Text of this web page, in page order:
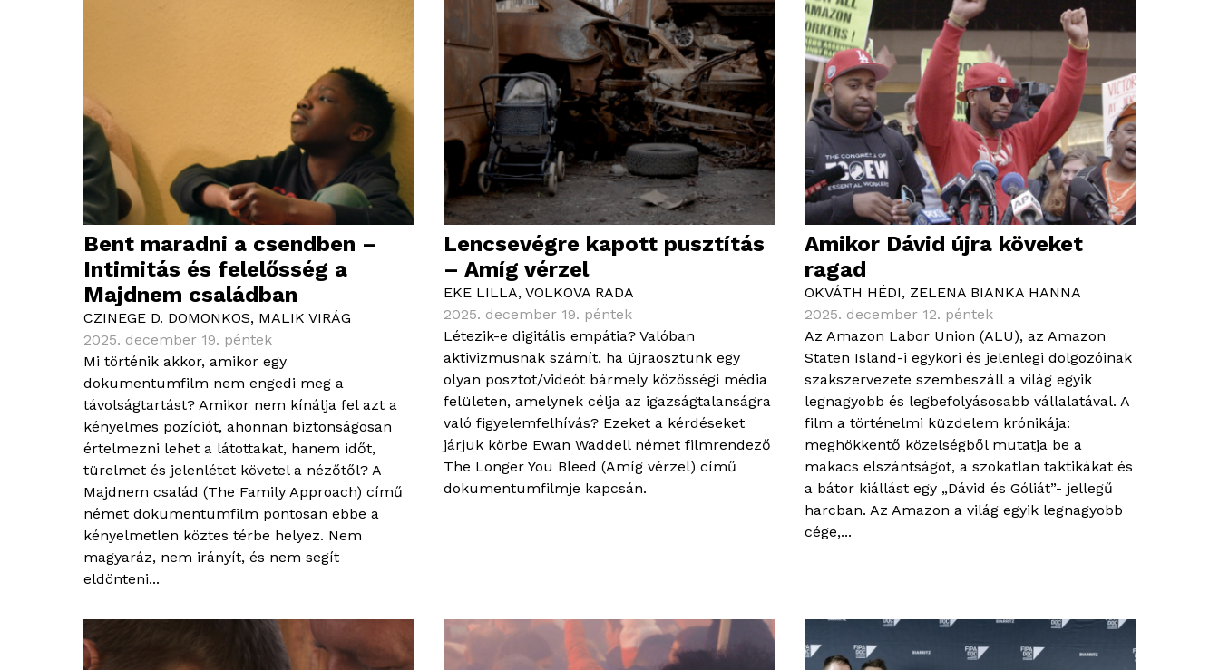
Bent maradni a csendben –
Intimitás és felelősség a
Majdnem családban
CZINEGE D. DOMONKOS, MALIK VIRÁG
2025. december 19. péntek
Mi történik akkor, amikor egy
dokumentumfilm nem engedi meg a
távolságtartást? Amikor nem kínálja fel azt a
kényelmes pozíciót, ahonnan biztonságosan
értelmezni lehet a látottakat, hanem időt,
türelmet és jelenlétet követel a nézőtől? A
Majdnem család (The Family Approach) című
német dokumentumfilm pontosan ebbe a
kényelmetlen köztes térbe helyez. Nem
magyaráz, nem irányít, és nem segít
eldönteni...
Lencsevégre kapott pusztítás
– Amíg vérzel
EKE LILLA,VOLKOVA RADA
2025. december 19. péntek
Létezik-e digitális empátia? Valóban
aktivizmusnak számít, ha újraosztunk egy
olyan posztot/videót bármely közösségi média
felületen, amelynek célja az igazságtalanságra
való figyelemfelhívás? Ezeket a kérdéseket
járjuk körbe Ewan Waddell német filmrendező
The Longer You Bleed (Amíg vérzel) című
dokumentumfilmje kapcsán.
Amikor Dávid újra köveket
ragad
OKVÁTH HÉDI, ZELENA BIANKA HANNA
2025. december 12. péntek
Az Amazon Labor Union (ALU), az Amazon
Staten Island-i egykori és jelenlegi dolgozóinak
szakszervezete szembeszáll a világ egyik
legnagyobb és legbefolyásosabb vállalatával. A
film a történelmi küzdelem krónikája:
meghökkentő közelségből mutatja be a
makacs elszántságot, a szokatlan taktikákat és
a bátor kiállást egy „Dávid és Góliát”- jellegű
harcban. Az Amazon a világ egyik legnagyobb
cége,...